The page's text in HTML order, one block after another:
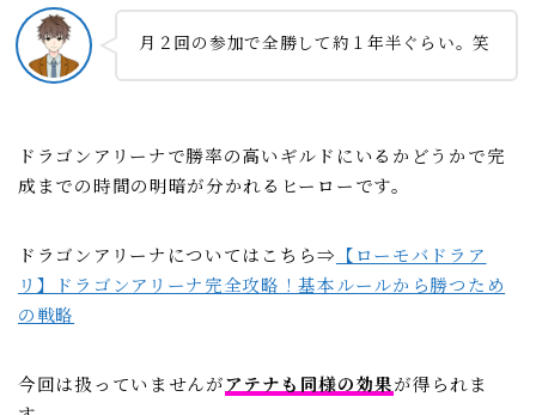
月２回の参加で全勝して約１年半ぐらい。笑
ドラゴンアリーナで勝率の高いギルドにいるかどうかで完
成までの時間の明暗が分かれるヒーローです。
ドラゴンアリーナについてはこちら⇒ 【ローモバドラア
リ】ドラゴンアリーナ完全攻略！基本ルールから勝つため
の戦略
今回は扱っていませんがアテナも同様の効果が得られま